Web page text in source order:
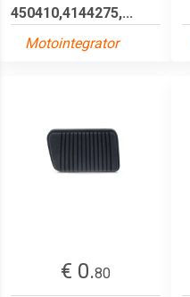
450410,4144275,...
Motointegrator
€ 0.80